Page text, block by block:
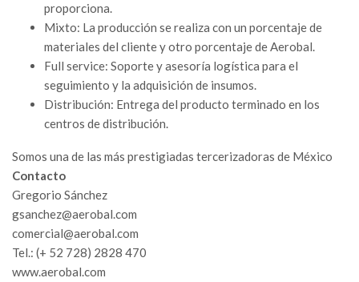
proporciona.
Mixto: La producción se realiza con un porcentaje de
materiales del cliente y otro porcentaje de Aerobal.
Full service: Soporte y asesoría logística para el
seguimiento y la adquisición de insumos.
Distribución: Entrega del producto terminado en los
centros de distribución.
Somos una de las más prestigiadas tercerizadoras de México
Contacto
Gregorio Sánchez
gsanchez@aerobal.com
comercial@aerobal.com
Tel.: (+ 52 728) 2828 470
www.aerobal.com